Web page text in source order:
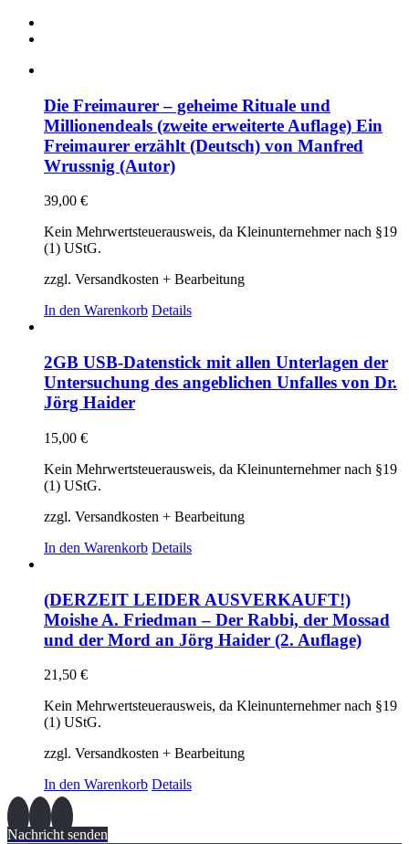
Die Freimaurer – geheime Rituale und
Millionendeals (zweite erweiterte Auflage) Ein
Freimaurer erzählt (Deutsch) von Manfred
Wrussnig (Autor)
39,00 €
Kein Mehrwertsteuerausweis, da Kleinunternehmer nach §19
(1) UStG.
zzgl. Versandkosten + Bearbeitung
In den Warenkorb Details
2GB USB-Datenstick mit allen Unterlagen der
Untersuchung des angeblichen Unfalles von Dr.
Jörg Haider
15,00 €
Kein Mehrwertsteuerausweis, da Kleinunternehmer nach §19
(1) UStG.
zzgl. Versandkosten + Bearbeitung
In den Warenkorb Details
(DERZEIT LEIDER AUSVERKAUFT!)
Moishe A. Friedman – Der Rabbi, der Mossad
und der Mord an Jörg Haider (2. Auflage)
21,50 €
Kein Mehrwertsteuerausweis, da Kleinunternehmer nach §19
(1) UStG.
zzgl. Versandkosten + Bearbeitung
In den Warenkorb Details
Nachricht senden